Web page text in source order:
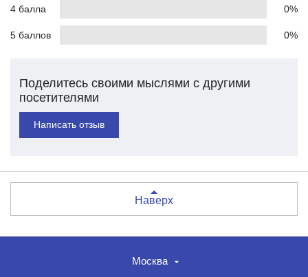
4 балла 0%
5 баллов 0%
Поделитесь своими мыслями с другими
посетителями
Написать отзыв
Наверх
Москва